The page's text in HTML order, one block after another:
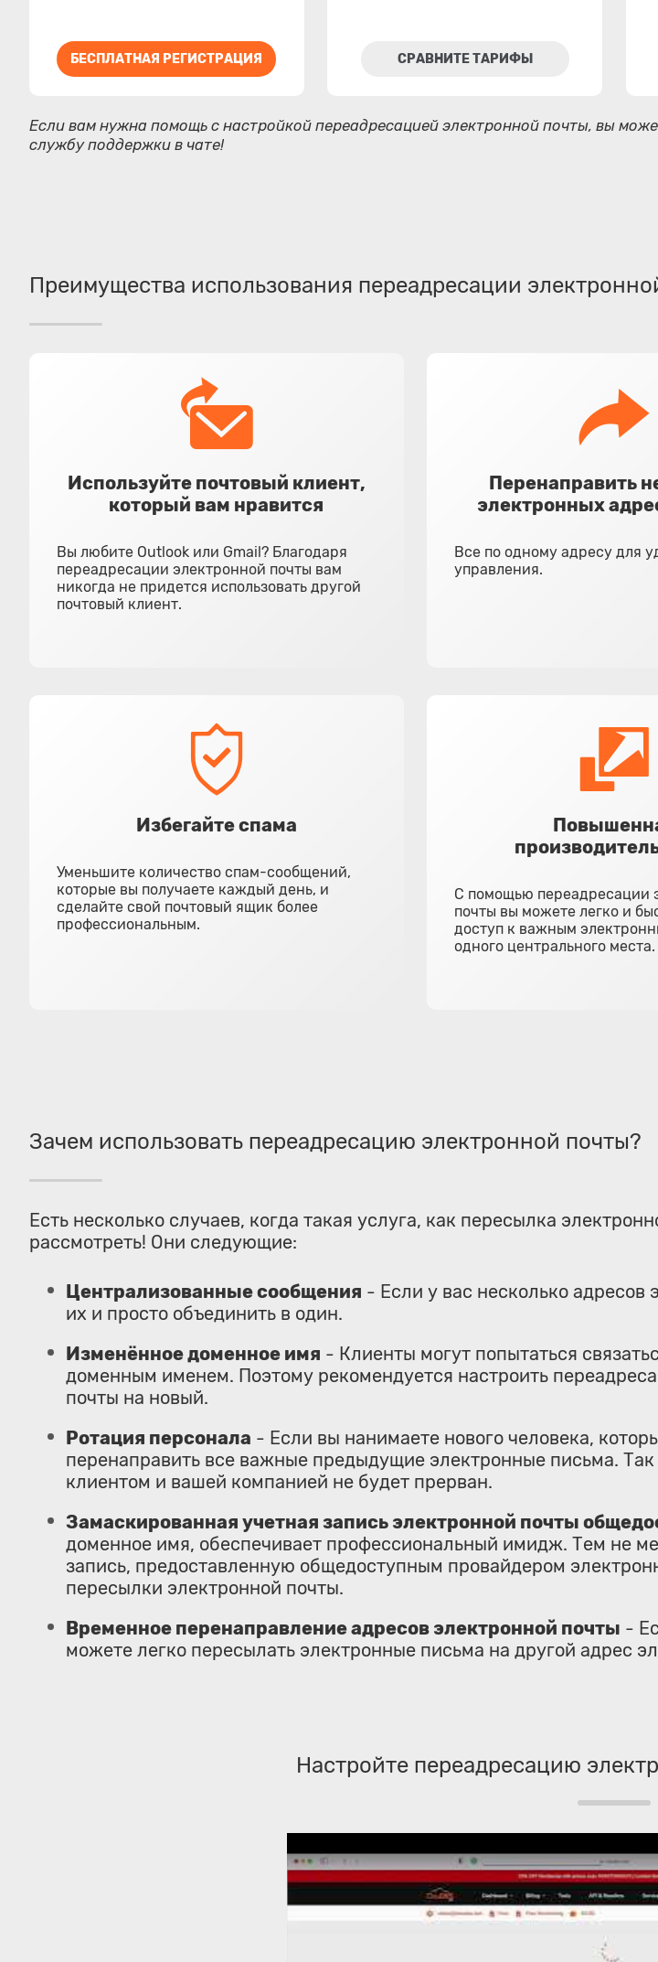
БЕСПЛАТНАЯ РЕГИСТРАЦИЯ СРАВНИТЕ ТАРИФЫ
Если вам нужна помощь с настройкой переадресацией электронной почты, вы
службу поддержки в чате!
Преимущества использования переадресации
Используйте почтовый клиент,
который вам нравится
Вы любите Outlook или Gmail? Благодаря
переадресации электронной почты вам
никогда не придется использовать другой
почтовый клиент.
Перенаправить
электронных
Все по одному адресу для
управления.
Избегайте спама
Уменьшите количество спам-сообщений,
которые вы получаете каждый день, и
сделайте свой почтовый ящик более
профессиональным.
С помощью переадресации
почты вы можете легко и
доступ к важным
одного центрального места.
Зачем использовать переадресацию электронной почты?
Есть несколько случаев, когда такая услуга, как пересылка
рассмотреть! Они следующие:
Централизованные сообщения - Если у вас несколько адресов
их и просто объединить в один.
Изменённое доменное имя - Клиенты могут попытаться
доменным именем. Поэтому рекомендуется настроить
почты на новый.
Ротация персонала - Если вы нанимаете нового человека,
перенаправить все важные предыдущие электронные письма.
клиентом и вашей компанией не будет прерван.
Замаскированная учетная запись электронной почты
доменное имя, обеспечивает профессиональный имидж. Тем не
запись, предоставленную общедоступным провайдером
пересылки электронной почты.
Временное перенаправление адресов электронной почты -
можете легко пересылать электронные письма на другой адрес
Настройте переадресацию